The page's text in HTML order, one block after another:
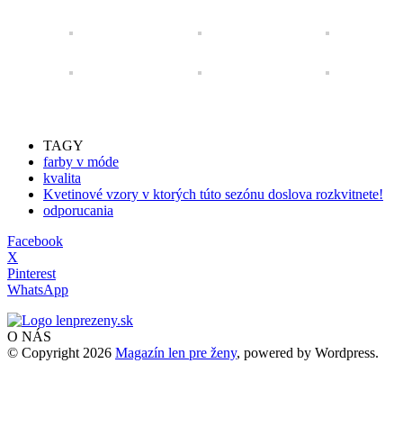
TAGY
farby v móde
kvalita
Kvetinové vzory v ktorých túto sezónu doslova rozkvitnete!
odporucania
Facebook
X
Pinterest
WhatsApp
O NÁS
© Copyright 2026 Magazín len pre ženy, powered by Wordpress.